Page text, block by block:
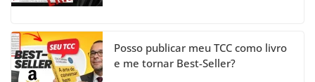
el
Posso publicar meu TCC como livro
e me tornar Best-Seller?